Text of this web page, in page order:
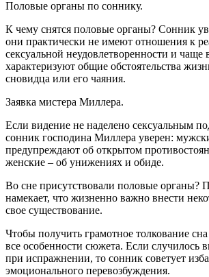
Половые органы по соннику.
К чему снятся половые органы? Сонник
они практически не имеют отношения к
сексуальной неудовлетворенности и чаще
характеризуют общие обстоятельства
сновидца или его чаяния.
Заявка мистера Миллера.
Если видение не наделено сексуальным
сонник господина Миллера уверен:
предупреждают об открытом
женские – об унижениях и обиде.
Во сне присутствовали половые органы?
намекает, что жизненно важно внести
свое существование.
Чтобы получить грамотное толкование
все особенности сюжета. Если случилось
при испражнении, то сонник советует
эмоционального перевозбуждения.